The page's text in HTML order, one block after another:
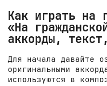
Как играть на
«На
аккорды,
Для начала давайте
оригинальными
используются в